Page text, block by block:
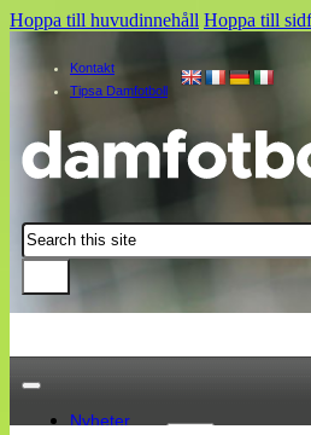
Hoppa till huvudinnehåll Hoppa till
Kontakt
Tipsa Damfotboll
Sök
Nyheter